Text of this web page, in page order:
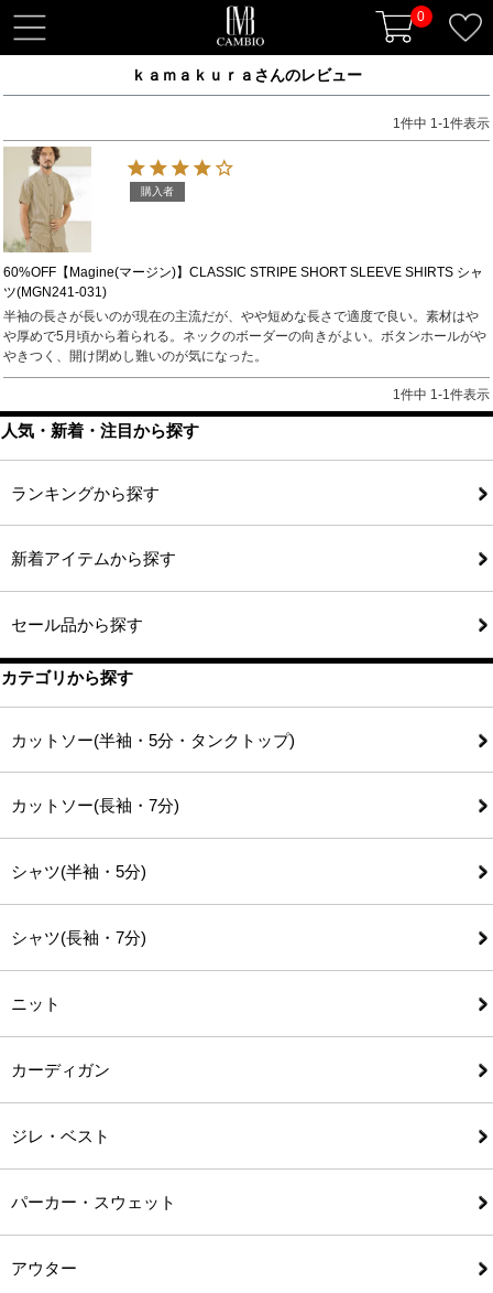
0
t
o
l
n
a
v
i
g
a
t
i
n
ｋａｍａｋｕｒａさんのレビュー
1件中 1-1件表示
60%OFF【Magine(マージン)】CLASSIC STRIPE SHORT SLEEVE SHIRTS シャ
ツ(MGN241-031)
購入者
半袖の長さが長いのが現在の主流だが、やや短めな長さで適度で良い。素材はや
や厚めで5月頃から着られる。ネックのボーダーの向きがよい。ボタンホールがや
やきつく、開け閉めし難いのが気になった。
1件中 1-1件表示
人気・新着・注目から探す
ランキングから探す
新着アイテムから探す
セール品から探す
カテゴリから探す
カットソー(半袖・5分・タンクトップ)
カットソー(長袖・7分)
シャツ(半袖・5分)
シャツ(長袖・7分)
ニット
カーディガン
ジレ・ベスト
パーカー・スウェット
アウター